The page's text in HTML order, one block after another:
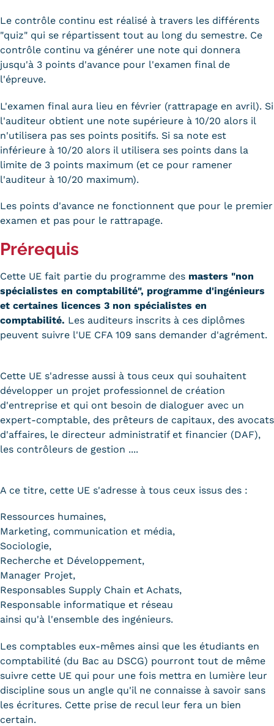
Kits communications Cnam
Prospect
Fiche contact salons, forums,
Le contrôle continu est réalisé à travers les différents
"quiz" qui se répartissent tout au long du semestre. Ce
contrôle continu va générer une note qui donnera
jusqu'à 3 points d'avance pour l'examen final de
l'épreuve.
L'examen final aura lieu en février (rattrapage en avril). Si
l'auditeur obtient une note supérieure à 10/20 alors il
n'utilisera pas ses points positifs. Si sa note est
inférieure à 10/20 alors il utilisera ses points dans la
limite de 3 points maximum (et ce pour ramener
l'auditeur à 10/20 maximum).
Les points d'avance ne fonctionnent que pour le premier
examen et pas pour le rattrapage.
Prérequis
Cette UE fait partie du programme des masters "non
spécialistes en comptabilité", programme d'ingénieurs
et certaines licences 3 non spécialistes en
comptabilité. Les auditeurs inscrits à ces diplômes
peuvent suivre l'UE CFA 109 sans demander d'agrément.
Cette UE s'adresse aussi à tous ceux qui souhaitent
développer un projet professionnel de création
d'entreprise et qui ont besoin de dialoguer avec un
expert-comptable, des prêteurs de capitaux, des avocats
d'affaires, le directeur administratif et financier (DAF),
les contrôleurs de gestion ....
A ce titre, cette UE s'adresse à tous ceux issus des :
Ressources humaines,
Marketing, communication et média,
Sociologie,
Recherche et Développement,
Manager Projet,
Responsables Supply Chain et Achats,
Responsable informatique et réseau
ainsi qu'à l'ensemble des ingénieurs.
Les comptables eux-mêmes ainsi que les étudiants en
comptabilité (du Bac au DSCG) pourront tout de même
suivre cette UE qui pour une fois mettra en lumière leur
discipline sous un angle qu'il ne connaisse à savoir sans
les écritures. Cette prise de recul leur fera un bien
certain.